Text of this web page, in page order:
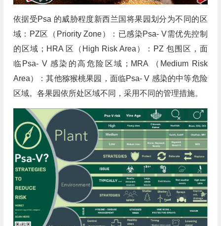
依据受Psa 的威胁程度新西兰国将果园划分为不同的区
域：PZ区（Priority Zone）：已感染Psa- V需优先控制
的区域；HRA 区（High Risk Area）：PZ 包围区，面
临Psa- V 感染的高危险区域；MRA （Medium Risk
Area）：其他猕猴桃果园，面临Psa- V 感染的中等危险
区域。各果园依所处区域不同，采用不同的管理措施。